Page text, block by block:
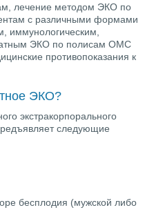
лечение методом ЭКО по
с различными формами
иммунологическим,
ЭКО по полисам ОМС
противопоказания к
ЭКО?
экстракорпорального
следующие
бесплодия (мужской либо